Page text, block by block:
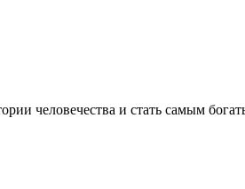
человечества и стать самым